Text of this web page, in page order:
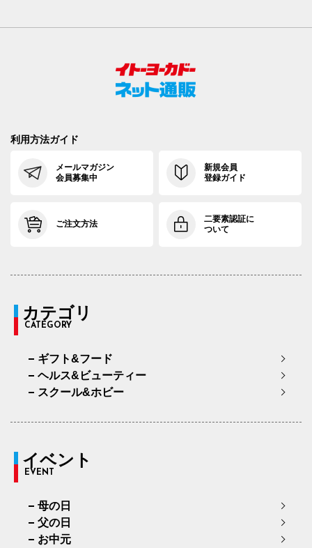
利用方法ガイド
メールマガジン
会員募集中
新規会員
登録ガイド
ご注文方法
二要素認証に
ついて
カテゴリ
CATEGORY
ギフト&フード
ヘルス&ビューティー
スクール&ホビー
イベント
EVENT
母の日
父の日
お中元